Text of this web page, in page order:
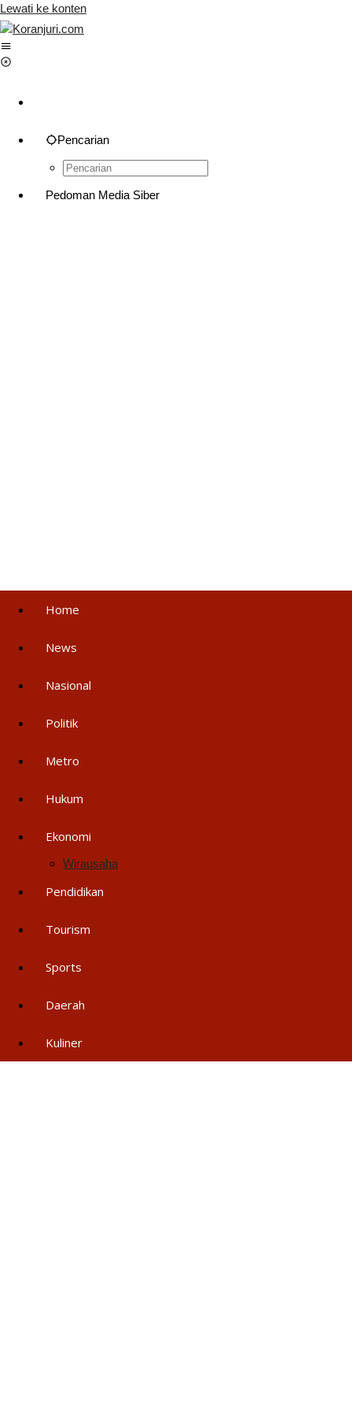
Lewati ke konten
Pencarian
Pedoman Media Siber
Home
News
Nasional
Politik
Metro
Hukum
Ekonomi
Wirausaha
Pendidikan
Tourism
Sports
Daerah
Kuliner